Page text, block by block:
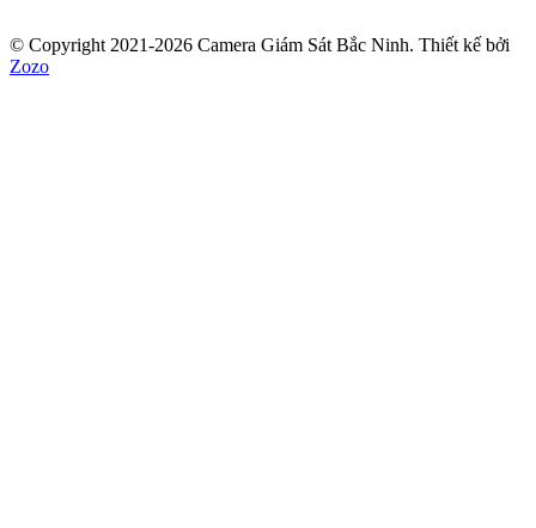
© Copyright 2021-2026 Camera Giám Sát Bắc Ninh. Thiết kế bởi
Zozo